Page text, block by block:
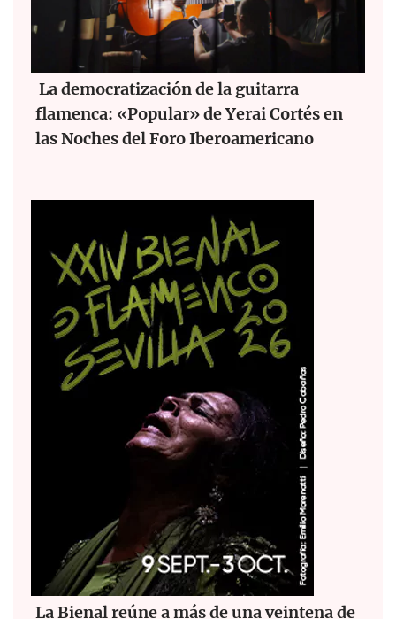
La democratización de la guitarra
flamenca: «Popular» de Yerai Cortés en
las Noches del Foro Iberoamericano
La Bienal reúne a más de una veintena de